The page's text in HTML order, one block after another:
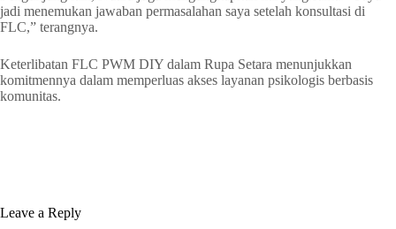
jadi menemukan jawaban permasalahan saya setelah konsultasi di
FLC,” terangnya.
Keterlibatan FLC PWM DIY dalam Rupa Setara menunjukkan
komitmennya dalam memperluas akses layanan psikologis berbasis
komunitas.
Leave a Reply